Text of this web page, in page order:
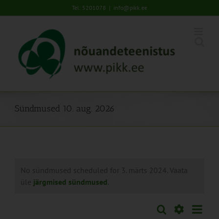
to
Tel: 5201078 | info@pikk.ee
Sündmused 10. aug. 2026
No sündmused scheduled for 3. märts 2024. Vaata
üle järgmised sündmused
Sündmused
Otsi Päev